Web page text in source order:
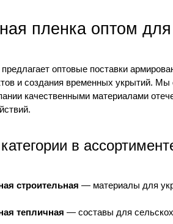
пленка оптом
предлагает оптовые поставки
и создания временных укрытий. Мы
качественными материалами
в
строительная — материалы для
тепличная — составы для